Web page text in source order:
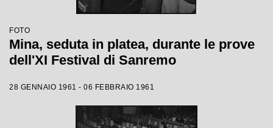
FOTO
Mina, seduta in platea, durante le prove
dell'XI Festival di Sanremo
28 GENNAIO 1961 - 06 FEBBRAIO 1961